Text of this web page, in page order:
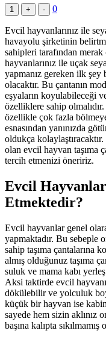
1 + - 0
Evcil hayvanlarınız ile
havayolu şirketinin
sahipleri tarafından
hayvanlarınız ile uçak
yapmanız gereken ilk şey
olacaktır. Bu çantanın
eşyaların koyulabileceği
özelliklere sahip
özellikle çok fazla
esnasından yanınızda
oldukça
olan evcil hayvan taşıma
tercih etmenizi öneririz.
Evcil
Etmektedir?
Evcil hayvanlar genel
yapmaktadır. Bu sebeple
sahip taşıma çantalarına
almış olduğunuz taşıma
suluk ve mama kabı
Aksi taktirde evcil
dökülebilir ve yolculuk
küçük bir hayvan ise
sayede hem sizin aklınız
başına kalıpta sıkılmamış